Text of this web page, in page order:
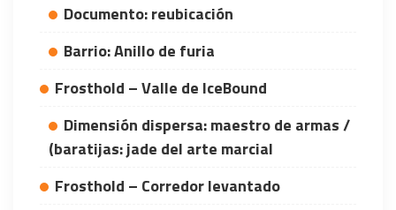
ALL PERKS — ZERO NOISE • 100% FREE
No subscription, no credit card required — ever
Get exclusive codes and strategies before anyone else
Documento: reubicación
Barrio: Anillo de furia
Frosthold – Valle de IceBound
Dimensión dispersa: maestro de armas /
(baratijas: jade del arte marcial
Frosthold – Corredor levantado